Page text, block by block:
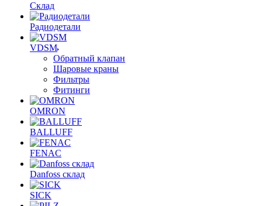
Склад
Радиодетали
VDSM
Обратный клапан
Шаровые краны
Фильтры
Фитинги
OMRON
BALLUFF
FENAC
Danfoss склад
SICK